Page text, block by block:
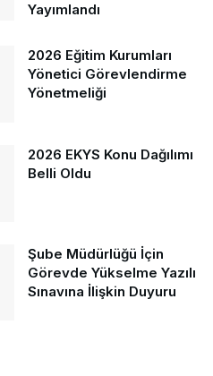
Yayımlandı
2026 Eğitim Kurumları
Yönetici Görevlendirme
Yönetmeliği
2026 EKYS Konu Dağılımı
Belli Oldu
Şube Müdürlüğü İçin
Görevde Yükselme Yazılı
Sınavına İlişkin Duyuru